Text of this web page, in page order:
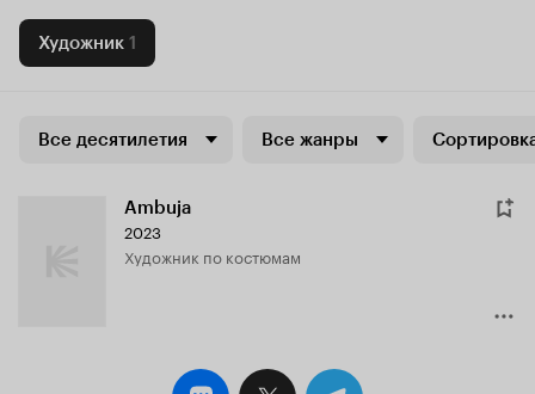
Художник 1
Все десятилетия Все жанры
Ambuja
2023
Художник по костюмам